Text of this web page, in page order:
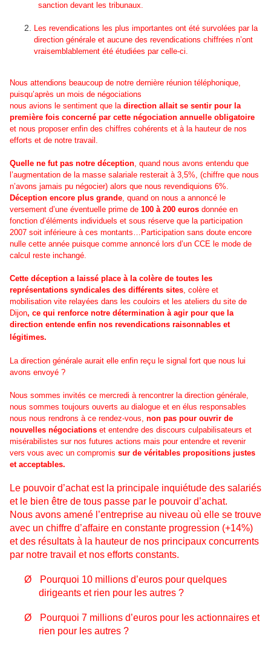
sanction devant les tribunaux.
Les revendications les plus importantes ont été survolées par la
direction générale et aucune des revendications chiffrées n’ont
vraisemblablement été étudiées par celle-ci.
Nous attendions beaucoup de notre dernière réunion téléphonique,
puisqu’après un mois de négociations
nous avions le sentiment que la direction allait se sentir pour la
première fois concerné par cette négociation annuelle obligatoire
et nous proposer enfin des chiffres cohérents et à la hauteur de nos
efforts et de notre travail.
Quelle ne fut pas notre déception, quand nous avons entendu que
l’augmentation de la masse salariale resterait à 3,5%, (chiffre que nous
n’avons jamais pu négocier) alors que nous revendiquions 6%.
Déception encore plus grande, quand on nous a annoncé le
versement d’une éventuelle prime de 100 à 200 euros donnée en
fonction d’éléments individuels et sous réserve que la participation
2007 soit inférieure à ces montants…Participation sans doute encore
nulle cette année puisque comme annoncé lors d’un CCE le mode de
calcul reste inchangé.
Cette déception a laissé place à la colère de toutes les
représentations syndicales des différents sites, colère et
mobilisation vite relayées dans les couloirs et les ateliers du site de
Dijon, ce qui renforce notre détermination à agir pour que la
direction entende enfin nos revendications raisonnables et
légitimes.
La direction générale aurait elle enfin reçu le signal fort que nous lui
avons envoyé ?
Nous sommes invités ce mercredi à rencontrer la direction générale,
nous sommes toujours ouverts au dialogue et en élus responsables
nous nous rendrons à ce rendez-vous, non pas pour ouvrir de
nouvelles négociations et entendre des discours culpabilisateurs et
misérabilistes sur nos futures actions mais pour entendre et revenir
vers vous avec un compromis sur de véritables propositions justes
et acceptables.
Le pouvoir d’achat est la principale inquiétude des salariés
et le bien être de tous passe par le pouvoir d’achat.
Nous avons amené l’entreprise au niveau où elle se trouve
avec un chiffre d’affaire en constante progression (+14%)
et des résultats à la hauteur de nos principaux concurrents
par notre travail et nos efforts constants.
Ø
Pourquoi 10 millions d’euros pour quelques
dirigeants et rien pour les autres ?
Ø
Pourquoi 7 millions d’euros pour les actionnaires et
rien pour les autres ?